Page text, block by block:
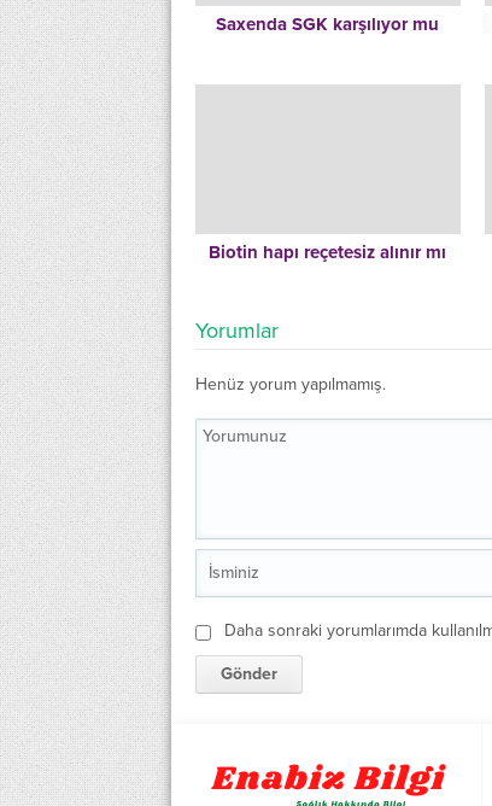
Saxenda SGK karşılıyor mu
Biotin hapı reçetesiz alınır mı
Yorumlar
Henüz yorum yapılmamış.
Daha sonraki yorumlarımda